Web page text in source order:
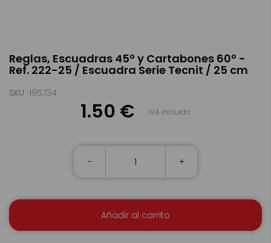
Reglas, Escuadras 45º y Cartabones 60º -
Ref. 222-25 / Escuadra Serie Tecnit / 25 cm
SKU 195734
1.50 € IVA incluido
- +
Añadir al carrito
al
comienzo
la